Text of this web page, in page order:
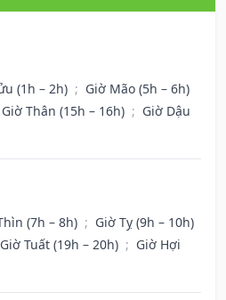
(1h – 2h) ; Giờ Mão (5h – 6h)
Giờ Thân (15h – 16h) ; Giờ Dậu
(7h – 8h) ; Giờ Tỵ (9h – 10h)
Giờ Tuất (19h – 20h) ; Giờ Hợi